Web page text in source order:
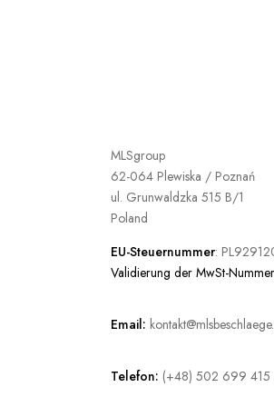
MLSgroup
62-064 Plewiska / Poznań
ul. Grunwaldzka 515 B/1
Poland
EU-Steuernummer:
Validierung der MwSt-Nummer
Email:
Telefon: (+48) 502 699 415